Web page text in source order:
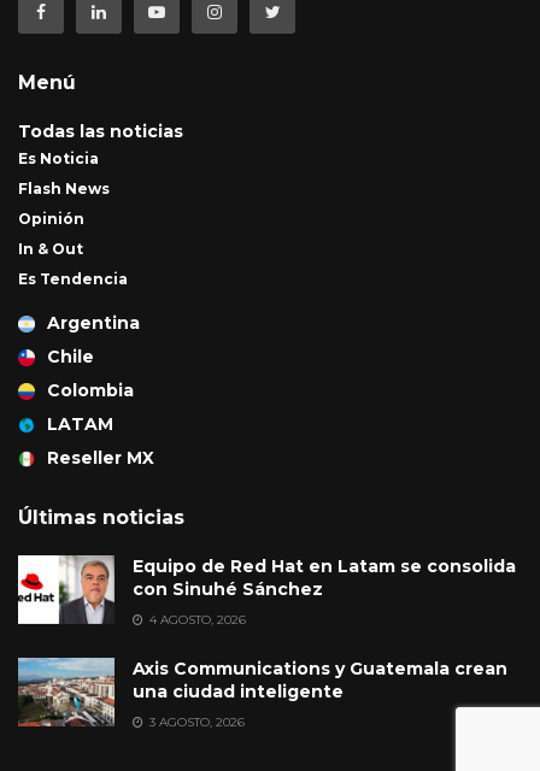
Menú
Todas las noticias
Es Noticia
Flash News
Opinión
In & Out
Es Tendencia
Argentina
Chile
Colombia
LATAM
Reseller MX
Últimas noticias
Equipo de Red Hat en Latam se consolida
con Sinuhé Sánchez
4 AGOSTO, 2026
Axis Communications y Guatemala crean
una ciudad inteligente
3 AGOSTO, 2026